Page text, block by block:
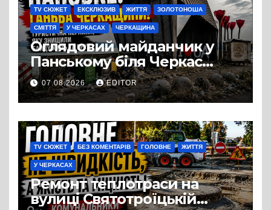
TV СЮЖЕТ ЕКСКЛЮЗИВ ЖИТТЯ ЗОЛОТОНОША
СМІТТЯ У ЧЕРКАСАХ ЧЕРКАЩИНА
Оглядовий майданчик у
Панському біля Черкас
перетворився на занедбане
сміттєзвалище
07.08.2026 EDITOR
TV СЮЖЕТ БЕЗ КОМЕНТАРІВ ГОЛОВНЕ ЖИТТЯ
У ЧЕРКАСАХ
Ремонт теплотраси на
вулиці Святотроїцькій